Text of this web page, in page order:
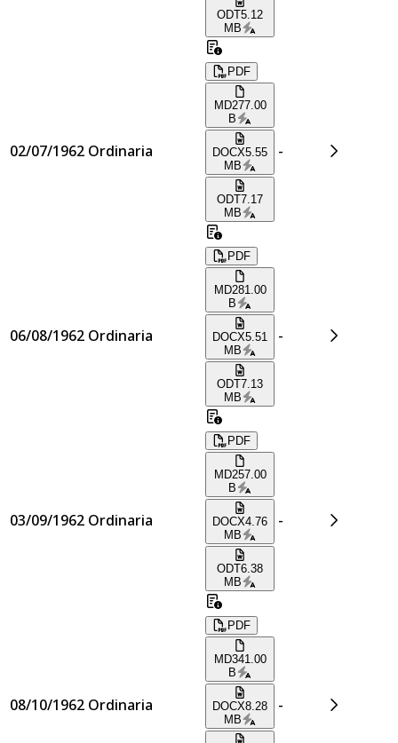
ODT5.12
MB
02/07/1962 Ordinaria
PDF
MD277.00
B
DOCX5.55
MB
ODT7.17
MB
-
06/08/1962 Ordinaria
PDF
MD281.00
B
DOCX5.51
MB
ODT7.13
MB
-
03/09/1962 Ordinaria
PDF
MD257.00
B
DOCX4.76
MB
ODT6.38
MB
-
08/10/1962 Ordinaria
PDF
MD341.00
B
DOCX8.28
MB
-